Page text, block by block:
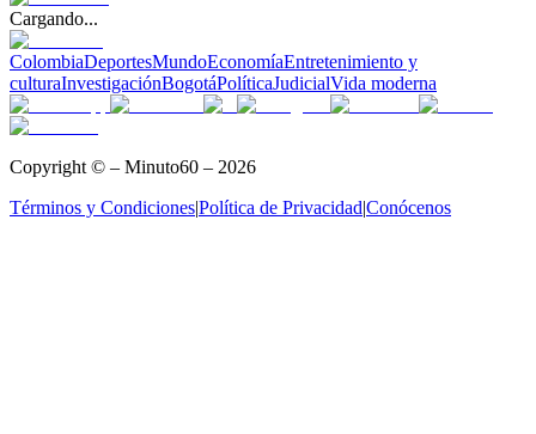
Cargando...
ColombiaDeportesMundoEconomíaEntretenimiento y
culturaInvestigaciónBogotáPolíticaJudicialVida moderna
Copyright © – Minuto60 – 2026
Términos y Condiciones|Política de Privacidad|Conócenos